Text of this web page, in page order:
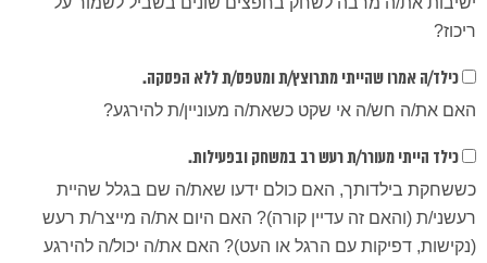
ריכוז?
כילד/ה אמרו שהייתי מתרוצץ/ת ומטפס/ת ללא הפסקה.
האם את/ה חש/ה אי שקט כשאת/ה מעוניין/ת להירגע?
כילד הייתי מעורר/ת רעש רב במשחק ובפעילות.
כששחקת בילדותך, האם כולם ידעו שאת/ה שם בגלל שהיית
רעשני/ת (והאם זה עדיין קורה)? האם היום את/ה מייצר/ת רעש
(נקישות, דפיקות עם הרגל או העט)? האם את/ה יכול/ה להירגע